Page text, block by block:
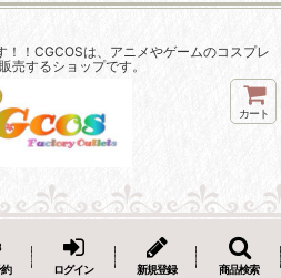
！！CGCOSは、アニメやゲームのコスプレ
売するショップです。
カート
ログイン 新規登録 商品検索